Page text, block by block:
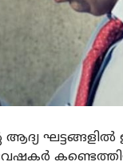
ആദ്യ